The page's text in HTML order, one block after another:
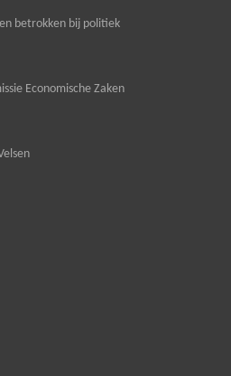
betrokken bij politiek
Economische Zaken